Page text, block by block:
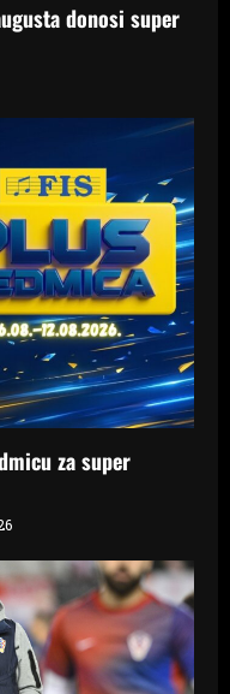
donosi super
za super